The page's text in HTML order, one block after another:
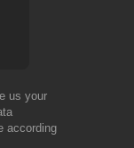
us your
according